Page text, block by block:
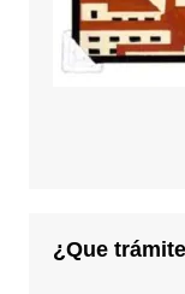
¿Que